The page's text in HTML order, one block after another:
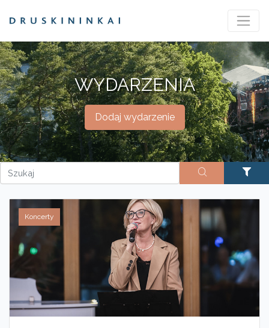
WYDARZENIA
Dodaj wydarzenie
Koncerty